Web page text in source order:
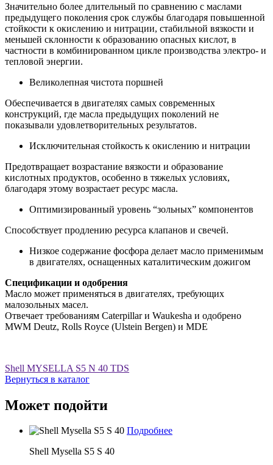
Значительно более длительный по сравнению с маслами
предыдущего поколения срок службы благодаря повышенной
стойкости к окислению и нитрации, стабильной вязкости и
меньшей склонности к образованию опасных кислот, в
частности в комбинированном цикле производства электро- и
тепловой энергии.
Великолепная чистота поршней
Обеспечивается в двигателях самых современных
конструкций, где масла предыдущих поколений не
показывали удовлетворительных результатов.
Исключительная стойкость к окислению и нитрации
Предотвращает возрастание вязкости и образование
кислотных продуктов, особенно в тяжелых условиях,
благодаря этому возрастает ресурс масла.
Оптимизированный уровень “зольных” компонентов
Способствует продлению ресурса клапанов и свечей.
Низкое содержание фосфора делает масло применимым
в двигателях, оснащенных каталитическим дожигом
Спецификации и одобрения
Масло может применяться в двигателях, требующих
малозольных масел.
Отвечает требованиям Caterpillar и Waukesha и одобрено
MWM Deutz, Rolls Royce (Ulstein Bergen) и MDE
Shell MYSELLA S5 N 40 TDS
Вернуться в каталог
Может подойти
Подробнее
Shell Mysella S5 S 40